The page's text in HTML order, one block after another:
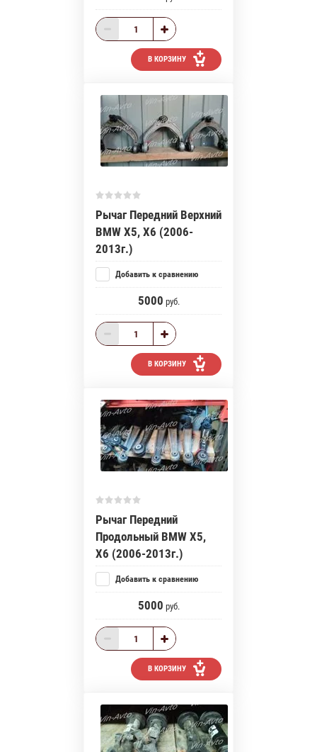
В КОРЗИНУ
Рычаг Передний Верхний
BMW X5, X6 (2006-
2013г.)
Добавить к сравнению
5000 руб.
В КОРЗИНУ
Рычаг Передний
Продольный BMW X5,
X6 (2006-2013г.)
Добавить к сравнению
5000 руб.
В КОРЗИНУ